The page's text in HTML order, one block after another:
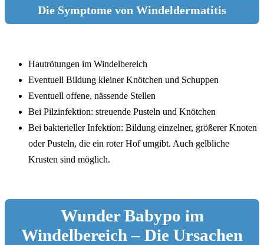
Die Symptome von Windeldermatitis
Hautrötungen im Windelbereich
Eventuell Bildung kleiner Knötchen und Schuppen
Eventuell offene, nässende Stellen
Bei Pilzinfektion: streuende Pusteln und Knötchen
Bei bakterieller Infektion: Bildung einzelner, größerer Knoten
oder Pusteln, die ein roter Hof umgibt. Auch gelbliche
Krusten sind möglich.
Wunder Babypo im
Windelbereich – Die Ursachen